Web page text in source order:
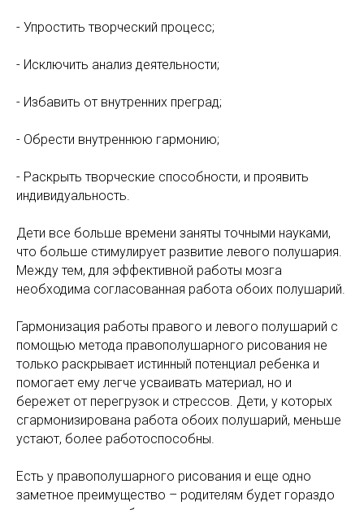
- Упростить творческий процесс;
- Исключить анализ деятельности;
- Избавить от внутренних преград;
- Обрести внутреннюю гармонию;
- Раскрыть творческие способности, и проявить
индивидуальность.
Дети все больше времени заняты точными науками,
что больше стимулирует развитие левого полушария.
Между тем, для эффективной работы мозга
необходима согласованная работа обоих полушарий.
Гармонизация работы правого и левого полушарий с
помощью метода правополушарного рисования не
только раскрывает истинный потенциал ребенка и
помогает ему легче усваивать материал, но и
бережет от перегрузок и стрессов. Дети, у которых
сгармонизирована работа обоих полушарий, меньше
устают, более работоспособны.
Есть у правополушарного рисования и еще одно
заметное преимущество – родителям будет гораздо